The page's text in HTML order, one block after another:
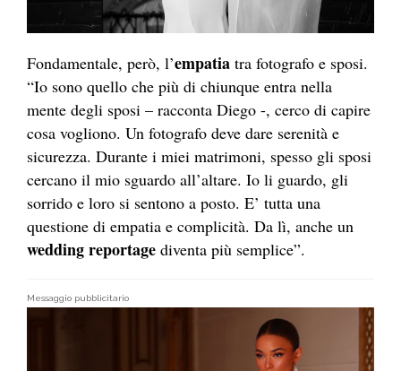
Fondamentale, però, l’empatia tra fotografo e sposi.
“Io sono quello che più di chiunque entra nella
mente degli sposi – racconta Diego -, cerco di capire
cosa vogliono. Un fotografo deve dare serenità e
sicurezza. Durante i miei matrimoni, spesso gli sposi
cercano il mio sguardo all’altare. Io li guardo, gli
sorrido e loro si sentono a posto. E’ tutta una
questione di empatia e complicità. Da lì, anche un
weddingreportage diventa più semplice”.
Messaggio pubblicitario